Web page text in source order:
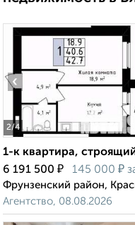
2/4
‹
1-к квартира,
6 191 500 ₽ 145 000 ₽
Фрунзенский район,
Агентство, 08.08.2026